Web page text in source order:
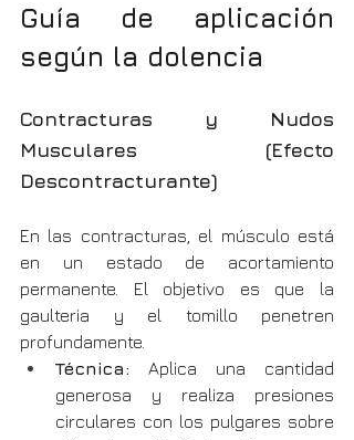
Guía de aplicación
según la dolencia
Contracturas y Nudos
Musculares (Efecto
Descontracturante)
En las contracturas, el músculo está
en un estado de acortamiento
permanente. El objetivo es que la
gaulteria y el tomillo penetren
profundamente.
Técnica: Aplica una cantidad
generosa y realiza presiones
circulares con los pulgares sobre